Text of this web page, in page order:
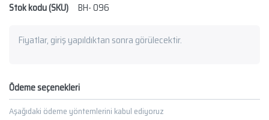
Stok kodu (SKU)
BH- 096
Fiyatlar, giriş yapıldıktan sonra görülecektir.
Ödeme seçenekleri
Aşağıdaki ödeme yöntemlerini kabul ediyoruz